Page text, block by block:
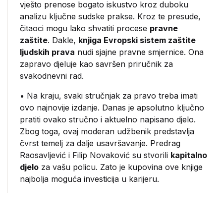
vješto prenose bogato iskustvo kroz duboku
analizu ključne sudske prakse. Kroz te presude,
čitaoci mogu lako shvatiti procese pravne
zaštite. Dakle, knjiga Evropski sistem zaštite
ljudskih prava nudi sjajne pravne smjernice. Ona
zapravo djeluje kao savršen priručnik za
svakodnevni rad.
• Na kraju, svaki stručnjak za pravo treba imati
ovo najnovije izdanje. Danas je apsolutno ključno
pratiti ovako stručno i aktuelno napisano djelo.
Zbog toga, ovaj moderan udžbenik predstavlja
čvrst temelj za dalje usavršavanje. Predrag
Raosavljević i Filip Novaković su stvorili kapitalno
djelo za vašu policu. Zato je kupovina ove knjige
najbolja moguća investicija u karijeru.